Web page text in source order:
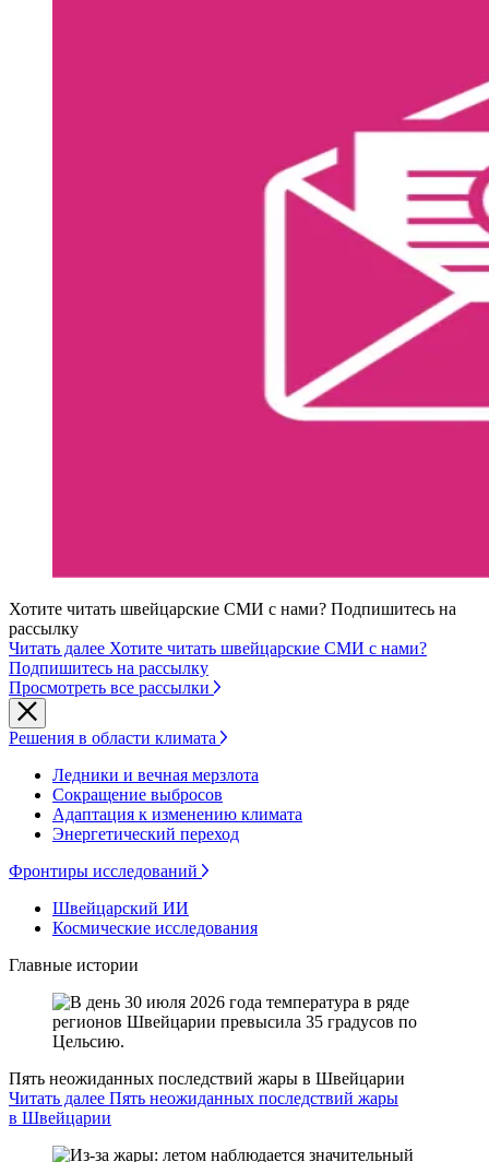
Хотите читать швейцарские СМИ с нами? Подпишитесь на
рассылку
Читать далее Хотите читать швейцарские СМИ с нами?
Подпишитесь на рассылку
Просмотреть все рассылки
Решения в области климата
Ледники и вечная мерзлота
Сокращение выбросов
Адаптация к изменению климата
Энергетический переход
Фронтиры исследований
Швейцарский ИИ
Космические исследования
Главные истории
Пять неожиданных последствий жары в Швейцарии
Читать далее Пять неожиданных последствий жары
в Швейцарии